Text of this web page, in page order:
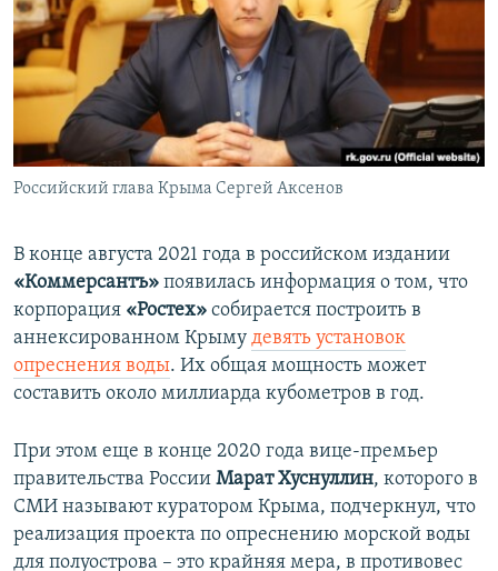
Российский глава Крыма Сергей Аксенов
В конце августа 2021 года в российском издании
«Коммерсантъ» появилась информация о том, что
корпорация «Ростех» собирается построить в
аннексированном Крыму девять установок
опреснения воды. Их общая мощность может
составить около миллиарда кубометров в год.
При этом еще в конце 2020 года вице-премьер
правительства России Марат Хуснуллин, которого в
СМИ называют куратором Крыма, подчеркнул, что
реализация проекта по опреснению морской воды
для полуострова – это крайняя мера, в противовес